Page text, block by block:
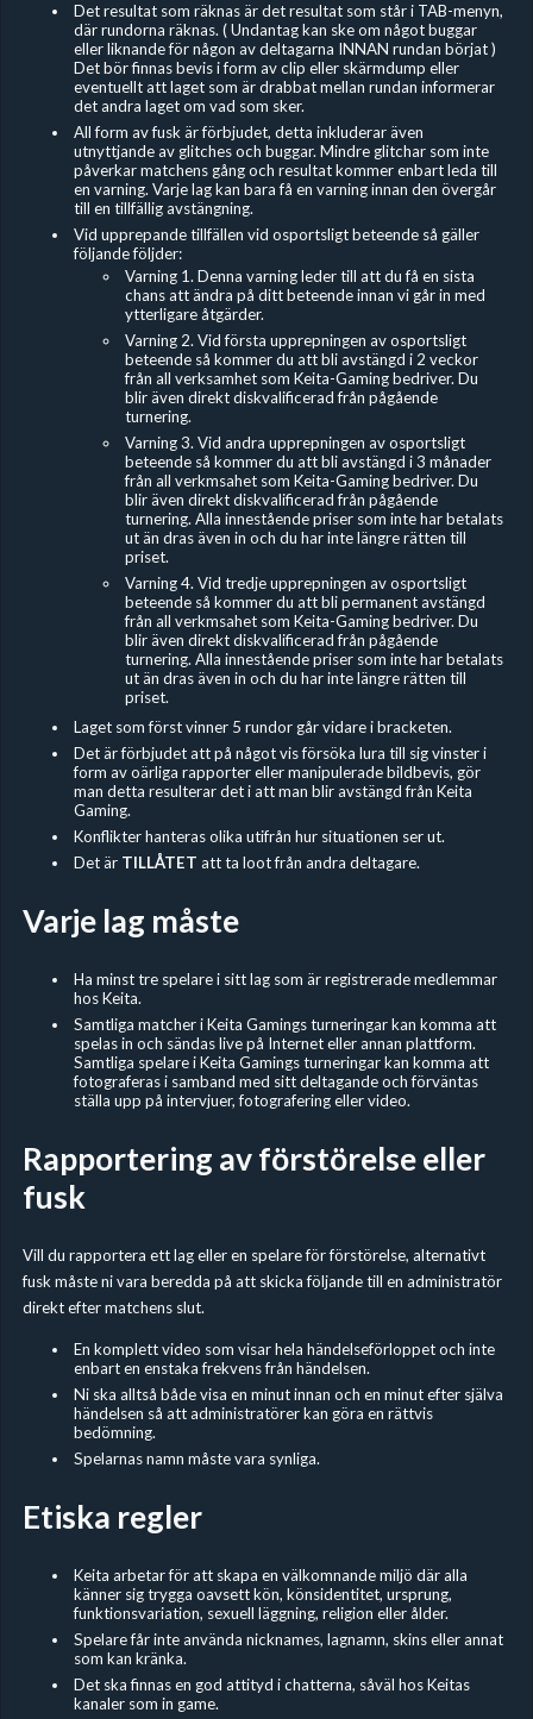
Det resultat som räknas är det resultat som står i TAB-menyn,
där rundorna räknas. ( Undantag kan ske om något buggar
eller liknande för någon av deltagarna INNAN rundan börjat )
Det bör finnas bevis i form av clip eller skärmdump eller
eventuellt att laget som är drabbat mellan rundan informerar
det andra laget om vad som sker.
All form av fusk är förbjudet, detta inkluderar även
utnyttjande av glitches och buggar. Mindre glitchar som inte
påverkar matchens gång och resultat kommer enbart leda till
en varning. Varje lag kan bara få en varning innan den övergår
till en tillfällig avstängning.
Vid upprepande tillfällen vid osportsligt beteende så gäller
följande följder:
Varning 1. Denna varning leder till att du få en sista
chans att ändra på ditt beteende innan vi går in med
ytterligare åtgärder.
Varning 2. Vid första upprepningen av osportsligt
beteende så kommer du att bli avstängd i 2 veckor
från all verksamhet som Keita-Gaming bedriver. Du
blir även direkt diskvalificerad från pågående
turnering.
Varning 3. Vid andra upprepningen av osportsligt
beteende så kommer du att bli avstängd i 3 månader
från all verkmsahet som Keita-Gaming bedriver. Du
blir även direkt diskvalificerad från pågående
turnering. Alla innestående priser som inte har betalats
ut än dras även in och du har inte längre rätten till
priset.
Varning 4. Vid tredje upprepningen av osportsligt
beteende så kommer du att bli permanent avstängd
från all verkmsahet som Keita-Gaming bedriver. Du
blir även direkt diskvalificerad från pågående
turnering. Alla innestående priser som inte har betalats
ut än dras även in och du har inte längre rätten till
priset.
Laget som först vinner 5 rundor går vidare i bracketen.
Det är förbjudet att på något vis försöka lura till sig vinster i
form av oärliga rapporter eller manipulerade bildbevis, gör
man detta resulterar det i att man blir avstängd från Keita
Gaming.
Konflikter hanteras olika utifrån hur situationen ser ut.
Det är TILLÅTET att ta loot från andra deltagare.
Varje lag måste
Ha minst tre spelare i sitt lag som är registrerade medlemmar
hos Keita.
Samtliga matcher i Keita Gamings turneringar kan komma att
spelas in och sändas live på Internet eller annan plattform.
Samtliga spelare i Keita Gamings turneringar kan komma att
fotograferas i samband med sitt deltagande och förväntas
ställa upp på intervjuer, fotografering eller video.
Rapportering av förstörelse eller
fusk
Vill du rapportera ett lag eller en spelare för förstörelse, alternativt
fusk måste ni vara beredda på att skicka följande till en administratör
direkt efter matchens slut.
En komplett video som visar hela händelseförloppet och inte
enbart en enstaka frekvens från händelsen.
Ni ska alltså både visa en minut innan och en minut efter själva
händelsen så att administratörer kan göra en rättvis
bedömning.
Spelarnas namn måste vara synliga.
Etiska regler
Keita arbetar för att skapa en välkomnande miljö där alla
känner sig trygga oavsett kön, könsidentitet, ursprung,
funktionsvariation, sexuell läggning, religion eller ålder.
Spelare får inte använda nicknames, lagnamn, skins eller annat
som kan kränka.
Det ska finnas en god attityd i chatterna, såväl hos Keitas
kanaler som in game.